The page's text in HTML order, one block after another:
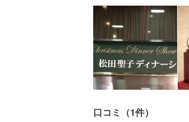
口コミ（1件）